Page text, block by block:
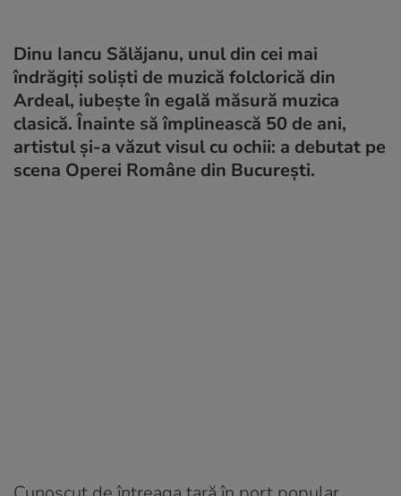
Dinu Iancu Sălăjanu, unul din cei mai
îndrăgiți soliști de muzică folclorică din
Ardeal, iubește în egală măsură muzica
clasică. Înainte să împlinească 50 de ani,
artistul și-a văzut visul cu ochii: a debutat pe
scena Operei Române din București.